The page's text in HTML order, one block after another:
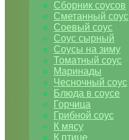
Сборник соусов
Сметанный соус
Соевый соус
Соус сырный
Соусы на зиму
Томатный соус
Маринады
Чесночный соус
Блюда в соусе
Горчица
Грибной соус
К мясу
К птице